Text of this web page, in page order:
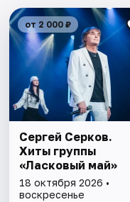
от 2 000 ₽
Сергей Серков.
Хиты группы
«Ласковый май»
18 октября 2026 •
воскресенье